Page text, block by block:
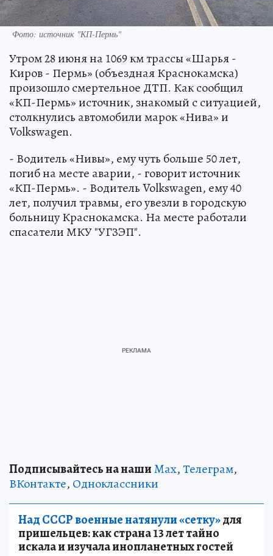
Фото: источник "КП-Пермь"
Утром 28 июня на 1069 км трассы «Шарья -
Киров - Пермь» (объездная Краснокамска)
произошло смертельное ДТП. Как сообщил
«КП-Пермь» источник, знакомый с ситуацией,
столкнулись автомобили марок «Нива» и
Volkswagen.
- Водитель «Нивы», ему чуть больше 50 лет,
погиб на месте аварии, - говорит источник
«КП-Пермь». - Водитель Volkswagen, ему 40
лет, получил травмы, его увезли в городскую
больницу Краснокамска. На месте работали
спасатели МКУ "УГЗЭП".
Подписывайтесь на нашиMax,Телеграм,
ВКонтакте, Одноклассники
Над СССР военные натянули «сетку»для
пришельцев: как страна 13 лет тайно
искала и изучала инопланетных гостей